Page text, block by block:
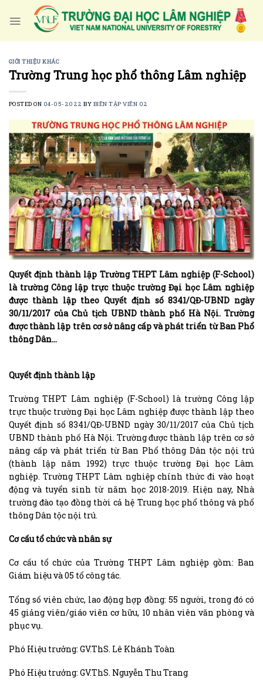
GIỚI THIỆU KHÁC
Trường Trung học phổ thông Lâm nghiệp
POSTED ON 04-05-2022 BY BIÊN TẬP VIÊN 02
Quyết định thành lập Trường THPT Lâm nghiệp (F-School)
là trường Công lập trực thuộc trường Đại học Lâm nghiệp
được thành lập theo Quyết định số 8341/QĐ-UBND ngày
30/11/2017 của Chủ tịch UBND thành phố Hà Nội. Trường
được thành lập trên cơ sở nâng cấp và phát triển từ Ban Phổ
thông Dân…
Quyết định thành lập
Trường THPT Lâm nghiệp (F-School) là trường Công lập
trực thuộc trường Đại học Lâm nghiệp được thành lập theo
Quyết định số 8341/QĐ-UBND ngày 30/11/2017 của Chủ tịch
UBND thành phố Hà Nội. Trường được thành lập trên cơ sở
nâng cấp và phát triển từ Ban Phổ thông Dân tộc nội trú
(thành lập năm 1992) trực thuộc trường Đại học Lâm
nghiệp. Trường THPT Lâm nghiệp chính thức đi vào hoạt
động và tuyển sinh từ năm học 2018-2019. Hiện nay, Nhà
trường đào tạo đồng thời cả hệ Trung học phổ thông và phổ
thông Dân tộc nội trú.
Cơ cấu tổ chức và nhân sự
Cơ cấu tổ chức của Trường THPT Lâm nghiệp gồm: Ban
Giám hiệu và 05 tổ công tác.
Tổng số viên chức, lao động hợp đồng: 55 người, trong đó có
45 giảng viên/giáo viên cơ hữu, 10 nhân viên văn phòng và
phục vụ.
Phó Hiệu trưởng: GV.ThS. Lê Khánh Toàn
Phó Hiệu trưởng: GV.ThS. Nguyễn Thu Trang